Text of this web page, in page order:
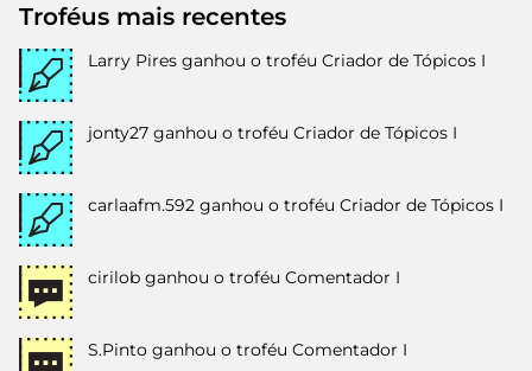
Troféus mais recentes
Larry Pires ganhou o troféu Criador de Tópicos I
jonty27 ganhou o troféu Criador de Tópicos I
carlaafm.592 ganhou o troféu Criador de Tópicos I
cirilob ganhou o troféu Comentador I
S.Pinto ganhou o troféu Comentador I